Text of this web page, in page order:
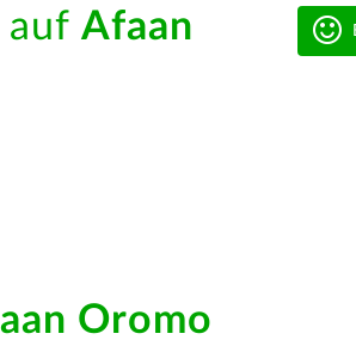
auf Afaan
Oromo